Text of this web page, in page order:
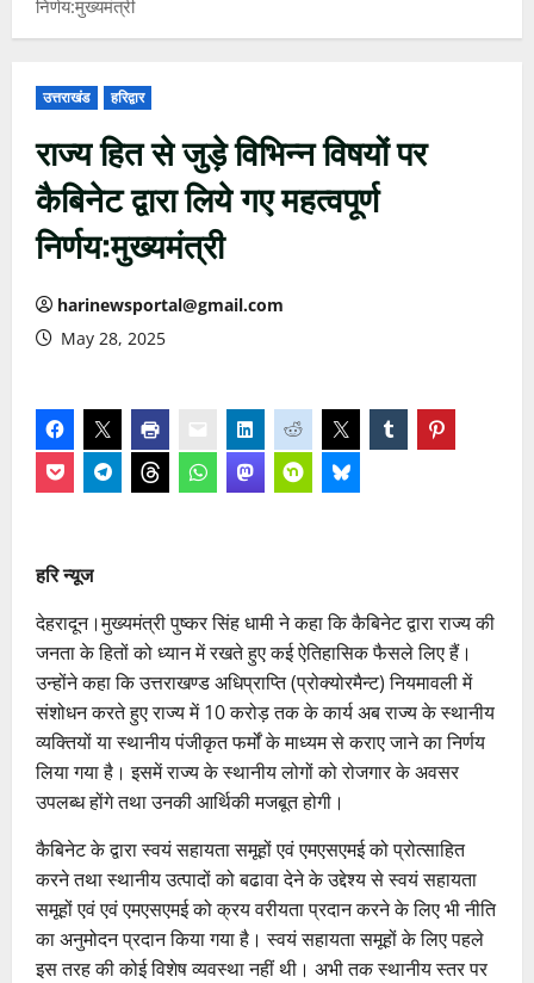
निर्णय:मुख्यमंत्री
उत्तराखंड हरिद्वार
राज्य हित से जुड़े विभिन्न विषयों पर
कैबिनेट द्वारा लिये गए महत्वपूर्ण
निर्णय:मुख्यमंत्री
harinewsportal@gmail.com
May 28, 2025
हरि न्यूज
देहरादून।मुख्यमंत्री पुष्कर सिंह धामी ने कहा कि कैबिनेट द्वारा राज्य की
जनता के हितों को ध्यान में रखते हुए कई ऐतिहासिक फैसले लिए हैं।
उन्होंने कहा कि उत्तराखण्ड अधिप्राप्ति (प्रोक्योरमैन्ट) नियमावली में
संशोधन करते हुए राज्य में 10 करोड़ तक के कार्य अब राज्य के स्थानीय
व्यक्तियों या स्थानीय पंजीकृत फर्मों के माध्यम से कराए जाने का निर्णय
लिया गया है। इसमें राज्य के स्थानीय लोगों को रोजगार के अवसर
उपलब्ध होंगे तथा उनकी आर्थिकी मजबूत होगी।
कैबिनेट के द्वारा स्वयं सहायता समूहों एवं एमएसएमई को प्रोत्साहित
करने तथा स्थानीय उत्पादों को बढावा देने के उद्देश्य से स्वयं सहायता
समूहों एवं एवं एमएसएमई को क्रय वरीयता प्रदान करने के लिए भी नीति
का अनुमोदन प्रदान किया गया है। स्वयं सहायता समूहों के लिए पहले
इस तरह की कोई विशेष व्यवस्था नहीं थी। अभी तक स्थानीय स्तर पर